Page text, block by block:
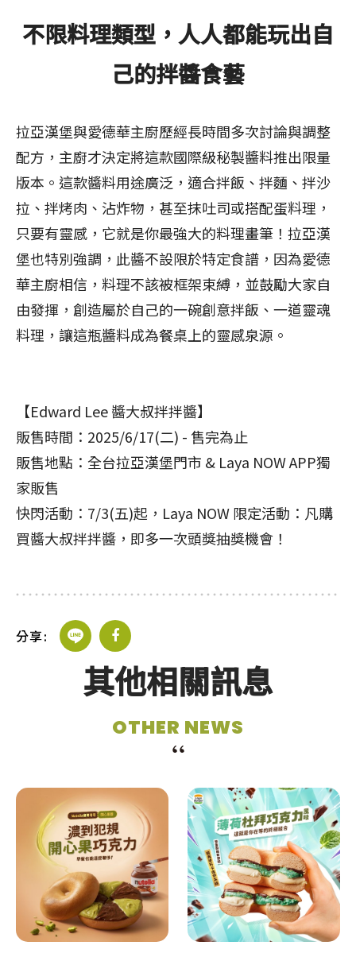
不限料理類型，人人都能玩出自
己的拌醬食藝
拉亞漢堡與愛德華主廚歷經長時間多次討論與調整
配方，主廚才決定將這款國際級秘製醬料推出限量
版本。這款醬料用途廣泛，適合拌飯、拌麵、拌沙
拉、拌烤肉、沾炸物，甚至抹吐司或搭配蛋料理，
只要有靈感，它就是你最強大的料理畫筆！拉亞漢
堡也特別強調，此醬不設限於特定食譜，因為愛德
華主廚相信，料理不該被框架束縛，並鼓勵大家自
由發揮，創造屬於自己的一碗創意拌飯、一道靈魂
料理，讓這瓶醬料成為餐桌上的靈感泉源。
【Edward Lee 醬大叔拌拌醬】
販售時間：2025/6/17(二) - 售完為止
販售地點：全台拉亞漢堡門市 & Laya NOW APP獨
家販售
快閃活動：7/3(五)起，Laya NOW 限定活動：凡購
買醬大叔拌拌醬，即多一次頭獎抽獎機會！
分享:
其他相關訊息
OTHER NEWS